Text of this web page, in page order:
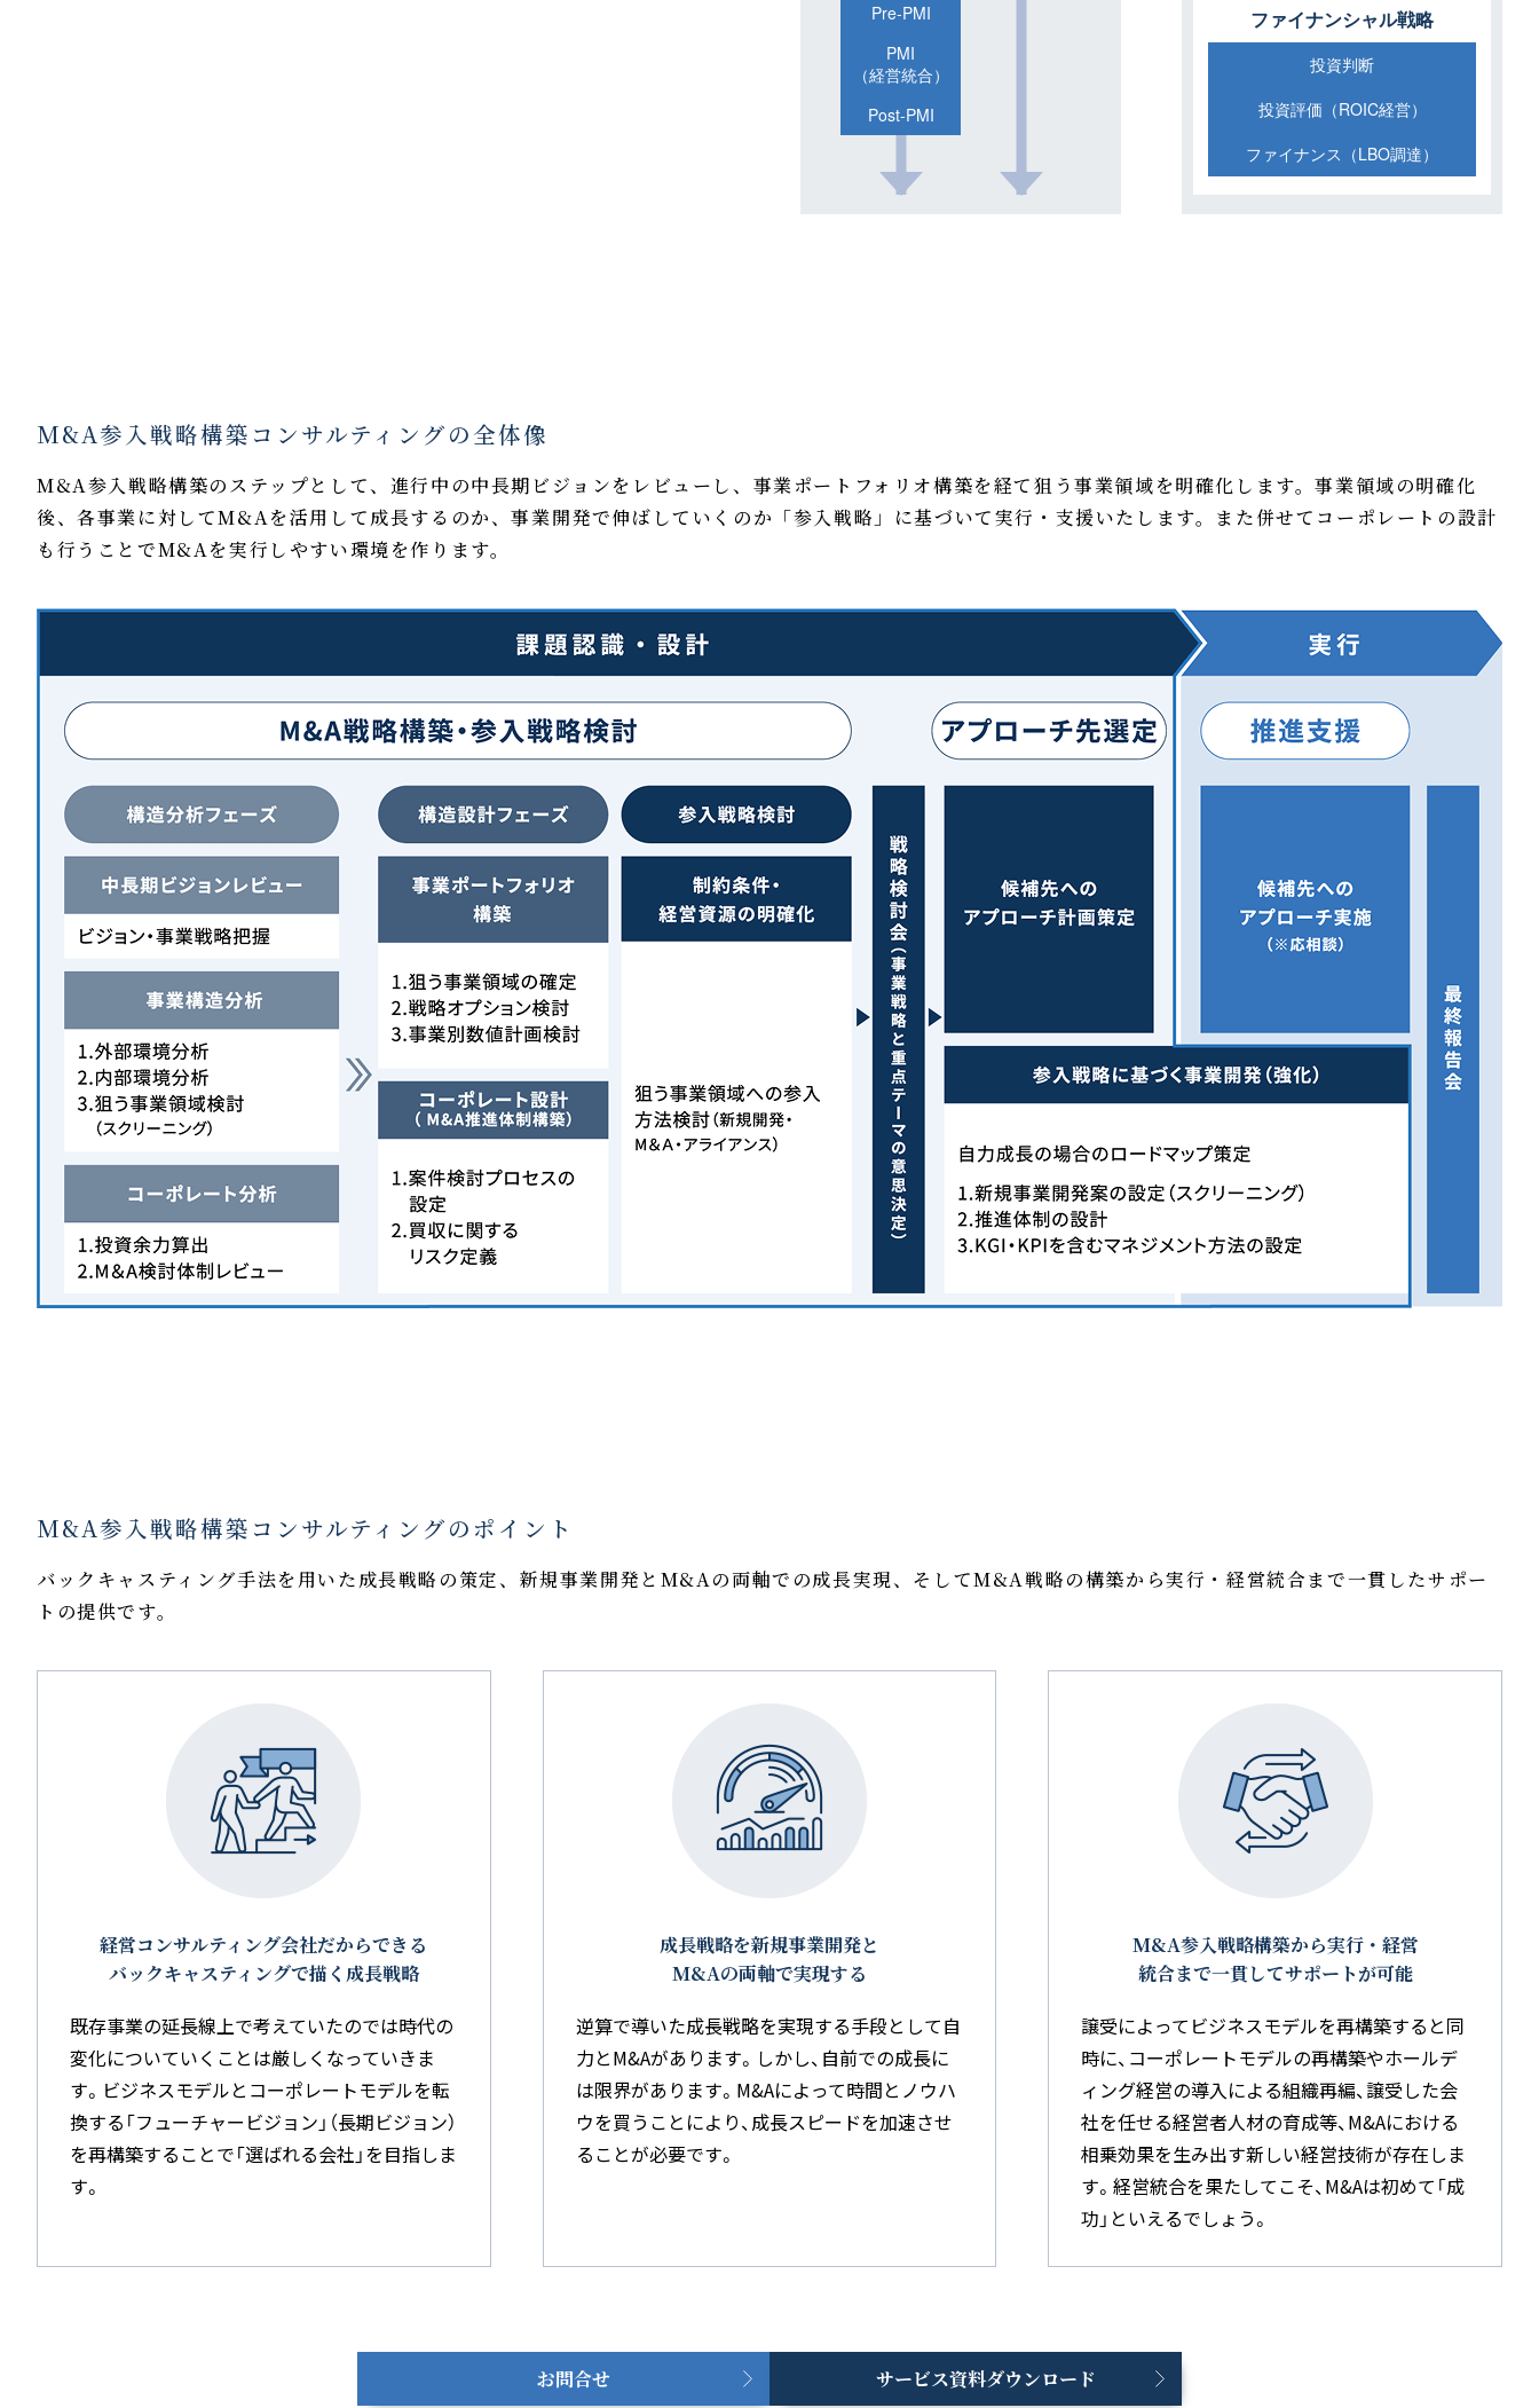
Pre-PMI
PMI
（経営統合）
Post-PMI
ファイナンシャル戦略
投資判断
投資評価（ROIC経営）
ファイナンス（LBO調達）
M&A参入戦略構築コンサルティングの全体像
M&A参入戦略構築のステップとして、進行中の中長期ビジョンをレビューし、事業ポートフォリオ構築を経て狙う事業領域を明確化します。事業領域の明確化
後、各事業に対してM&Aを活用して成長するのか、事業開発で伸ばしていくのか「参入戦略」に基づいて実行・支援いたします。また併せてコーポレートの設計
も行うことでM&Aを実行しやすい環境を作ります。
M&A参入戦略構築コンサルティングのポイント
バックキャスティング手法を用いた成長戦略の策定、新規事業開発とM&Aの両軸での成長実現、そしてM&A戦略の構築から実行・経営統合まで一貫したサポー
トの提供です。
経営コンサルティング会社だからできる
バックキャスティングで描く成長戦略
既存事業の延長線上で考えていたのでは時代の
変化についていくことは厳しくなっていきま
す。ビジネスモデルとコーポレートモデルを転
換する「フューチャービジョン」（長期ビジョン）
を再構築することで「選ばれる会社」を目指しま
す。
成長戦略を新規事業開発と
M&Aの両軸で実現する
逆算で導いた成長戦略を実現する手段として自
力とM&Aがあります。しかし、自前での成長に
は限界があります。M&Aによって時間とノウハ
ウを買うことにより、成長スピードを加速させ
ることが必要です。
M&A参入戦略構築から実行・経営
統合まで一貫してサポートが可能
譲受によってビジネスモデルを再構築すると同
時に、コーポレートモデルの再構築やホールデ
ィング経営の導入による組織再編、譲受した会
社を任せる経営者人材の育成等、M&Aにおける
相乗効果を生み出す新しい経営技術が存在しま
す。経営統合を果たしてこそ、M&Aは初めて「成
功」といえるでしょう。
お問合せ サービス資料ダウンロード